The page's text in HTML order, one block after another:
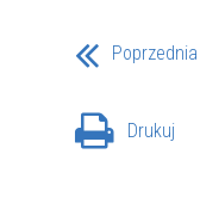
Poprzednia
Drukuj